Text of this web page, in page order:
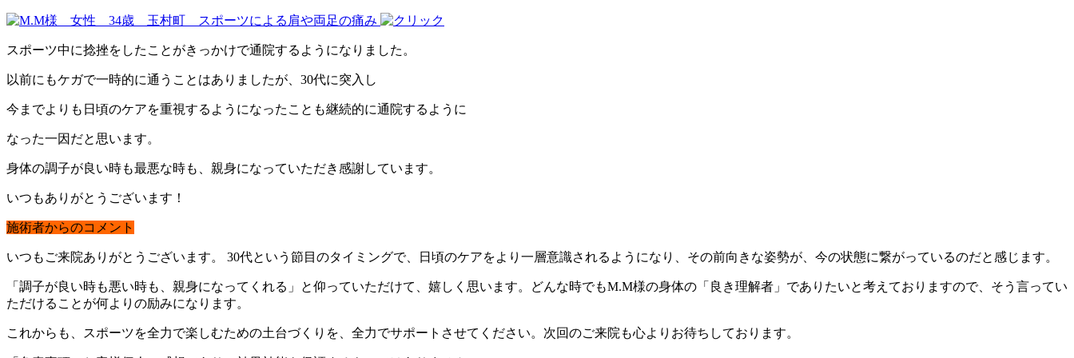
スポーツ中に捻挫をしたことがきっかけで通院するようになりました。
以前にもケガで一時的に通うことはありましたが、30代に突入し
今までよりも日頃のケアを重視するようになったことも継続的に通院するように
なった一因だと思います。
身体の調子が良い時も最悪な時も、親身になっていただき感謝しています。
いつもありがとうございます！
施術者からのコメント
いつもご来院ありがとうございます。 30代という節目のタイミングで、日頃のケアをより一層意識されるようになり、その前向きな姿勢が、今の状態に繋がっているのだと感じます。
「調子が良い時も悪い時も、親身になってくれる」と仰っていただけて、嬉しく思います。どんな時でもM.M様の身体の「良き理解者」でありたいと考えておりますので、そう言ってい
ただけることが何よりの励みになります。
これからも、スポーツを全力で楽しむための土台づくりを、全力でサポートさせてください。次回のご来院も心よりお待ちしております。